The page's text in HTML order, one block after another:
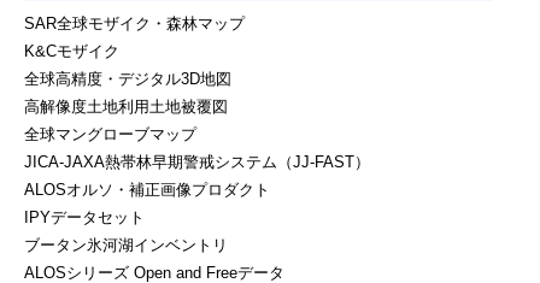
SAR全球モザイク・森林マップ
K&Cモザイク
全球高精度・デジタル3D地図
高解像度土地利用土地被覆図
全球マングローブマップ
JICA-JAXA熱帯林早期警戒システム（JJ-FAST）
ALOSオルソ・補正画像プロダクト
IPYデータセット
ブータン氷河湖インベントリ
ALOSシリーズ Open and Freeデータ